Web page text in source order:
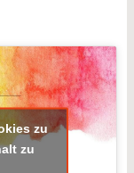
zu
zu